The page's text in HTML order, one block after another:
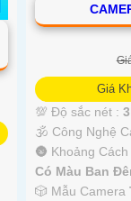
Giá
💯 Độ sắc nét :
🕉️ Công Nghệ
🌚 Khoảng
Có Màu Ban
🎲 Mẫu Camera